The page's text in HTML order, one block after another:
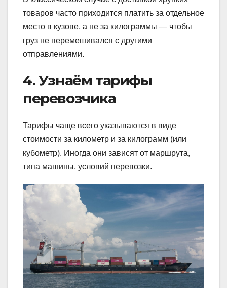
товаров часто приходится платить за отдельное
место в кузове, а не за килограммы — чтобы
груз не перемешивался с другими
отправлениями.
4. Узнаём тарифы
перевозчика
Тарифы чаще всего указываются в виде
стоимости за километр и за килограмм (или
кубометр). Иногда они зависят от маршрута,
типа машины, условий перевозки.